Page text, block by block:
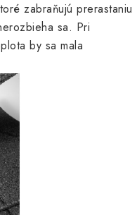
zabraňujú prerastaniu
sa. Pri
by sa mala